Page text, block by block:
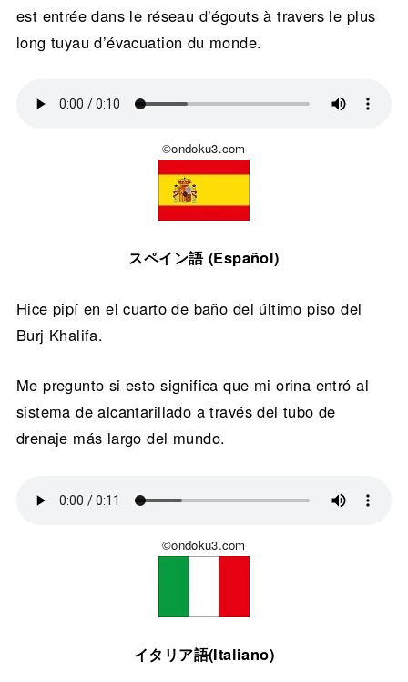
est entrée dans le réseau d’égouts à travers le plus
long tuyau d’évacuation du monde.
©ondoku3.com
スペイン語 (Español)
Hice pipí en el cuarto de baño del último piso del
Burj Khalifa.
Me pregunto si esto significa que mi orina entró al
sistema de alcantarillado a través del tubo de
drenaje más largo del mundo.
©ondoku3.com
イタリア語(Italiano)